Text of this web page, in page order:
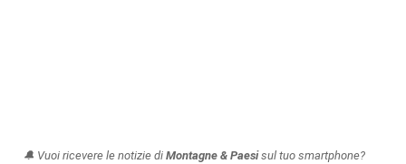
🔔 Vuoi ricevere le notizie di Montagne & Paesisul tuo smartphone?